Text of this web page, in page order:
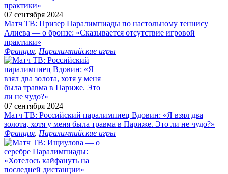
07 сентября 2024
Матч ТВ: Призер Паралимпиады по настольному теннису
Алиева — о бронзе: «Сказывается отсутствие игровой
практики»
Франция Паралимпийские игры
07 сентября 2024
Матч ТВ: Российский паралимпиец Вдовин: «Я взял два
золота, хотя у меня была травма в Париже. Это ли не чудо?»
Франция Паралимпийские игры